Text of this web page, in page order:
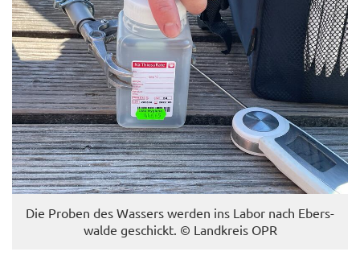
Die Pro­ben des Was­sers wer­den ins Labor nach Ebers­
wal­de ge­schickt. © Land­kreis OPR